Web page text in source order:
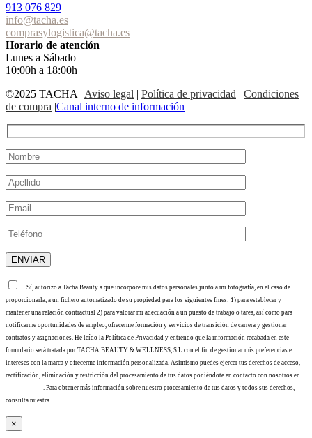
913 076 829
info@tacha.es
comprasylogistica@tacha.es
Horario de atención
Lunes a Sábado
10:00h a 18:00h
©2025 TACHA | Aviso legal | Política de privacidad | Condiciones
de compra |Canal interno de información
Sí, autorizo a Tacha Beauty a que incorpore mis datos personales junto a mi fotografía, en el caso de
proporcionarla, a un fichero automatizado de su propiedad para los siguientes fines: 1) para establecer y
mantener una relación contractual 2) para valorar mi adecuación a un puesto de trabajo o tarea, así como para
notificarme oportunidades de empleo, ofrecerme formación y servicios de transición de carrera y gestionar
contratos y asignaciones. He leído la Política de Privacidad y entiendo que la información recabada en este
formulario será tratada por TACHA BEAUTY & WELLNESS, S.L con el fin de gestionar mis preferencias e
intereses con la marca y ofrecerme información personalizada. Asimismo puedes ejercer tus derechos de acceso,
rectificación, eliminación y restricción del procesamiento de tus datos poniéndote en contacto con nosotros en
. Para obtener más información sobre nuestro procesamiento de tus datos y todos sus derechos,
consulta nuestra
×